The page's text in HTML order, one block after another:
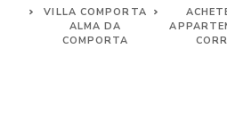
VILLA COMPORTA
ALMA DA
COMPORTA